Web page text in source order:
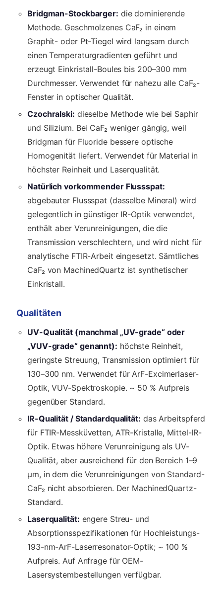
Bridgman-Stockbarger: die dominierende
Methode. Geschmolzenes CaF₂ in einem
Graphit- oder Pt-Tiegel wird langsam durch
einen Temperaturgradienten geführt und
erzeugt Einkristall-Boules bis 200–300 mm
Durchmesser. Verwendet für nahezu alle CaF₂-
Fenster in optischer Qualität.
Czochralski: dieselbe Methode wie bei Saphir
und Silizium. Bei CaF₂ weniger gängig, weil
Bridgman für Fluoride bessere optische
Homogenität liefert. Verwendet für Material in
höchster Reinheit und Laserqualität.
Natürlich vorkommender Flussspat:
abgebauter Flussspat (dasselbe Mineral) wird
gelegentlich in günstiger IR-Optik verwendet,
enthält aber Verunreinigungen, die die
Transmission verschlechtern, und wird nicht für
analytische FTIR-Arbeit eingesetzt. Sämtliches
CaF₂ von MachinedQuartz ist synthetischer
Einkristall.
Qualitäten
UV-Qualität (manchmal „UV-grade“ oder
„VUV-grade“ genannt): höchste Reinheit,
geringste Streuung, Transmission optimiert für
130–300 nm. Verwendet für ArF-Excimerlaser-
Optik, VUV-Spektroskopie. ~ 50 % Aufpreis
gegenüber Standard.
IR-Qualität / Standardqualität: das Arbeitspferd
für FTIR-Messküvetten, ATR-Kristalle, Mittel-IR-
Optik. Etwas höhere Verunreinigung als UV-
Qualität, aber ausreichend für den Bereich 1–9
µm, in dem die Verunreinigungen von Standard-
CaF₂ nicht absorbieren. Der MachinedQuartz-
Standard.
Laserqualität: engere Streu- und
Absorptionsspezifikationen für Hochleistungs-
193-nm-ArF-Laserresonator-Optik; ~ 100 %
Aufpreis. Auf Anfrage für OEM-
Lasersystembestellungen verfügbar.